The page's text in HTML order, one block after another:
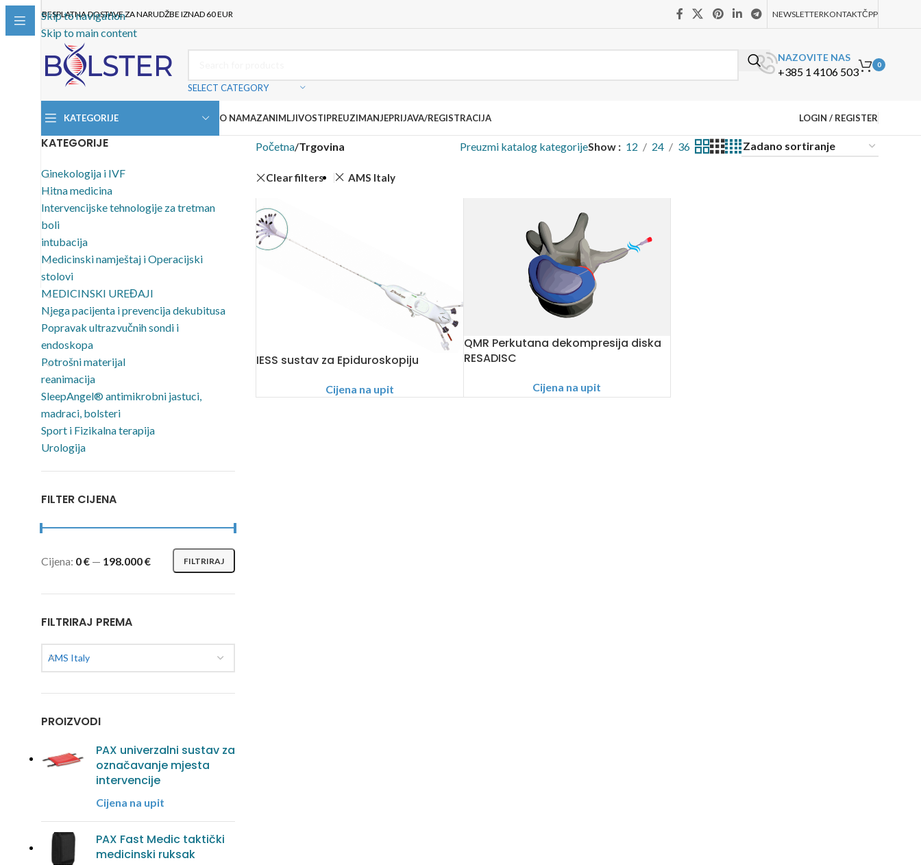
Skip to navigation
Skip to main content
BESPLATNA DOSTAVE ZA NARUDŽBE IZNAD 60 EUR NEWSLETTERKONTAKTČPP
SELECT CATEGORY
NAZOVITE NAS
+385 1 4106 503
0
KATEGORIJE O NAMAZANIMLJIVOSTIPREUZIMANJEPRIJAVA/REGISTRACIJA LOGIN / REGISTER
KATEGORIJE
Ginekologija i IVF
Hitna medicina
Intervencijske tehnologije za tretman
boli
intubacija
Medicinski namještaj i Operacijski
stolovi
MEDICINSKI UREĐAJI
Njega pacijenta i prevencija dekubitusa
Popravak ultrazvučnih sondi i
endoskopa
Potrošni materijal
reanimacija
SleepAngel® antimikrobni jastuci,
madraci, bolsteri
Sport i Fizikalna terapija
Urologija
FILTER CIJENA
FILTRIRAJ
Cijena: 0 € — 198.000 €
FILTRIRAJ PREMA
AMS Italy
PROIZVODI
PAX univerzalni sustav za
označavanje mjesta
intervencije
Cijena na upit
PAX Fast Medic taktički
medicinski ruksak
Početna/Trgovina Preuzmi katalog kategorijeShow 12 24 36
Clear filters AMS Italy
IESS sustav za Epiduroskopiju
Cijena na upit
QMR Perkutana dekompresija diska
RESADISC
Cijena na upit